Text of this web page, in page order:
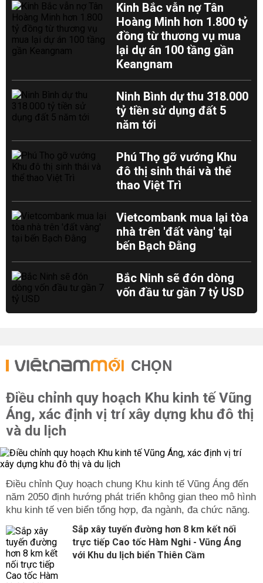
Kinh Bắc vẫn nợ Tân
Hoàng Minh hơn 1.800 tỷ
đồng từ thương vụ mua
lại dự án 100 tầng gần
Keangnam
Ninh Bình dự thu 318.000
tỷ tiền sử dụng đất 5
năm tới
Phú Thọ gỡ vướng Khu
đô thị sinh thái và thể
thao Việt Trì
Vietcombank mua lại tòa
nhà trên 'đất vàng' tại
bến Bạch Đằng
Bắc Ninh sẽ đón dòng
vốn đầu tư gần 7 tỷ USD
CHỌN
Điều chỉnh quy hoạch Khu kinh tế Vũng
Áng, xác định vị trí xây dựng khu đô thị
và du lịch
Điều chỉnh Quy hoạch chung Khu kinh tế Vũng Áng đến
năm 2050 định hướng phát triển không gian theo mô hình
khu kinh tế ven biển tổng hợp, đa ngành, đa chức năng.
Sắp xây tuyến đường hơn 8 km kết nối
trực tiếp Cao tốc Hàm Nghi - Vũng Áng
với Khu du lịch biển Thiên Cầm